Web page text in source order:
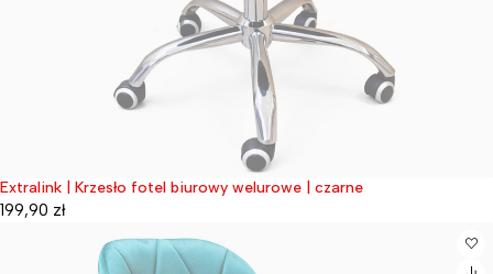
Wyprzedane
Extralink | Krzesło fotel biurowy welurowe | czarne
199,90 zł